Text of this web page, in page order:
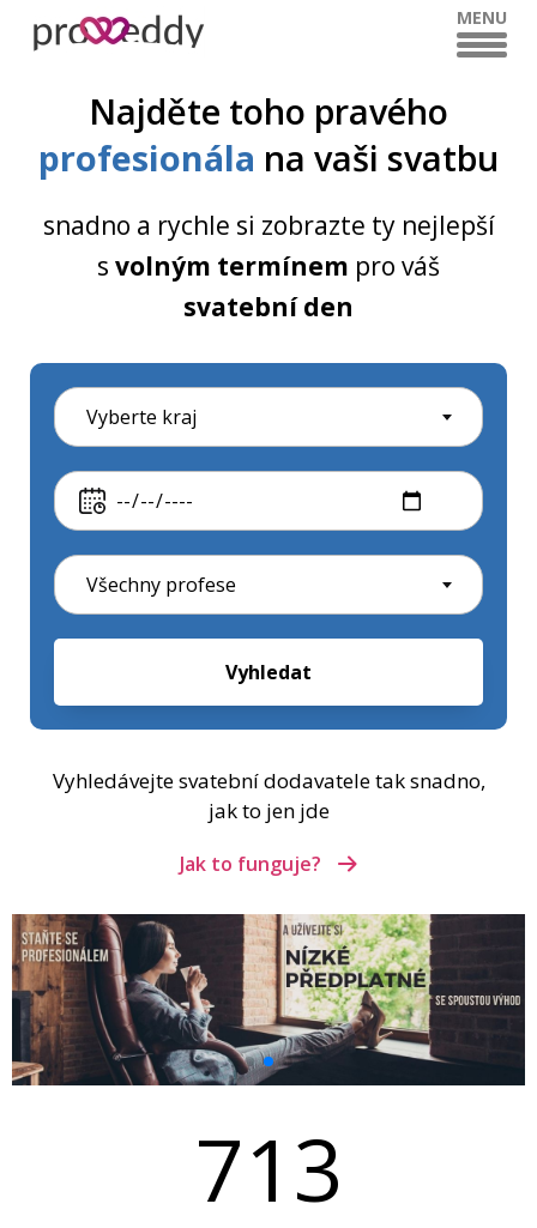
MENU
Najděte toho pravého
profesionála na vaši svatbu
snadno a rychle si zobrazte ty nejlepší
s volným termínem pro váš
svatební den
Vyberte kraj
Všechny profese
Vyhledat
Vyhledávejte svatební dodavatele tak snadno,
jak to jen jde
Jak to funguje?
713